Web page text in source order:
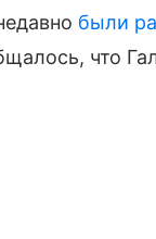
были
что